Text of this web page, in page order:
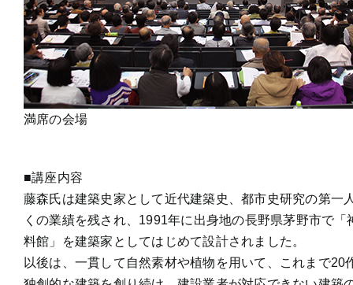
満席の会場
■講座内容
藤森氏は建築史家として近代建築史、都市史研究の第一
くの業績を残され、1991年に出身地の長野県茅野市で「
料館」を建築家としてはじめて設計されました。
以後は、一貫して自然素材や植物を用いて、これまで20